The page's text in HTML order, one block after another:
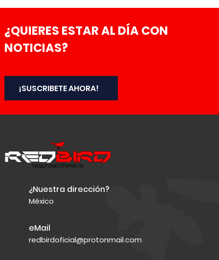
¿QUIERES ESTAR AL DÍA CON
NOTICIAS?
¡SUSCRIBETE AHORA!
¿Nuestra dirección?
México
eMail
redbirdoficial@protonmail.com